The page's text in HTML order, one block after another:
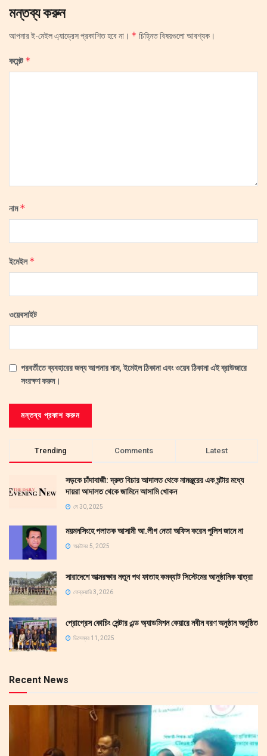
মন্তব্য করুন
আপনার ই-মেইল এ্যাড্রেস প্রকাশিত হবে না। * চিহ্নিত বিষয়গুলো আবশ্যক।
কমেন্ট*
নাম*
ইমেইল*
ওয়েবসাইট
পরবর্তীতে ব্যবহারের জন্য আপনার নাম, ইমেইল ঠিকানা এবং ওয়েব ঠিকানা এই ব্রাউজারে
সংরক্ষণ করুন।
Trending Comments Latest
সড়কে চাঁদাবাজী: দ্রুত বিচার আদালত থেকে নামঞ্জুরের এক ঘন্টার মধ্যে
দায়রা আদালত থেকে জামিনে আসামি খোকন
মে 30, 2025
ময়মনসিংহে পলাতক আসামী আ.লীগ নেতা অফিস করেন পুলিশ জানে না
অক্টোবর 5, 2025
সারাদেশে আত্মরক্ষার নতুন পথ ফাতাহ কমব্যাট সিস্টেমের আনুষ্ঠানিক যাত্রা
ফেব্রুয়ারি 3, 2026
প্রোগ্রেস কোচিং সেন্টার এন্ড অ্যাডমিশন কেয়ারে নবীন বরণ অনুষ্ঠান অনুষ্ঠিত
ডিসেম্বর 11, 2025
Recent News